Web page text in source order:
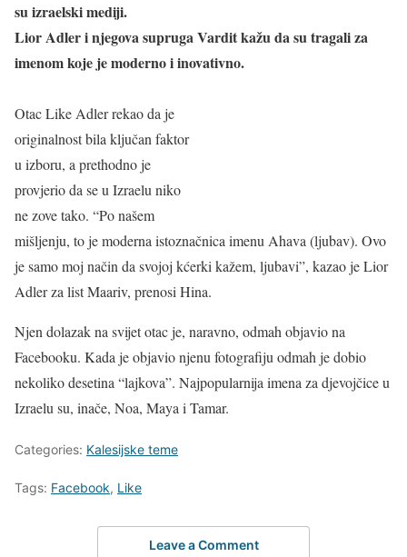
su izraelski mediji.
Lior Adler i njegova supruga Vardit kažu da su tragali za
imenom koje je moderno i inovativno.
Otac Like Adler rekao da je
originalnost bila ključan faktor
u izboru, a prethodno je
provjerio da se u Izraelu niko
ne zove tako. “Po našem
mišljenju, to je moderna istoznačnica imenu Ahava (ljubav). Ovo
je samo moj način da svojoj kćerki kažem, ljubavi”, kazao je Lior
Adler za list Maariv, prenosi Hina.
Njen dolazak na svijet otac je, naravno, odmah objavio na
Facebooku. Kada je objavio njenu fotografiju odmah je dobio
nekoliko desetina “lajkova”. Najpopularnija imena za djevojčice u
Izraelu su, inače, Noa, Maya i Tamar.
Categories: Kalesijske teme
Tags: Facebook, Like
Leave a Comment